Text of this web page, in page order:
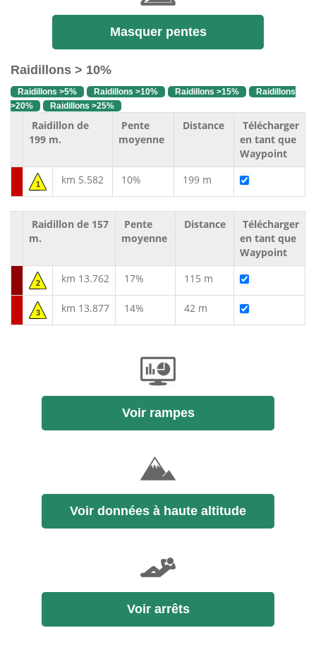
Masquer pentes
Raidillons > 10%
Raidillons >5% Raidillons >10% Raidillons >15%
Raidillons
>20%
Raidillons >25%
Raidillon de
199 m.
Pente
moyenne
Distance
Télécharger
en tant que
Waypoint
1 km 5.582 10% 199 m
Raidillon de 157
m.
Pente
moyenne
Distance
Télécharger
en tant que
Waypoint
2 km 13.762 17% 115 m
3 km 13.877 14% 42 m
Voir rampes
Voir données à haute altitude
Voir arrêts